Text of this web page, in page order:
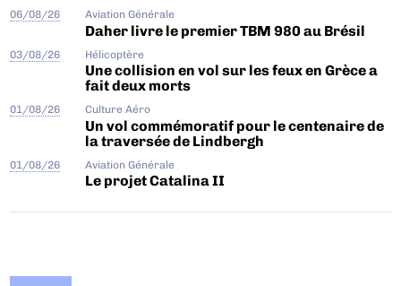
06/08/26 Aviation Générale
Daher livre le premier TBM 980 au Brésil
03/08/26 Hélicoptère
Une collision en vol sur les feux en Grèce a
fait deux morts
01/08/26 Culture Aéro
Un vol commémoratif pour le centenaire de
la traversée de Lindbergh
01/08/26 Aviation Générale
Le projet Catalina II